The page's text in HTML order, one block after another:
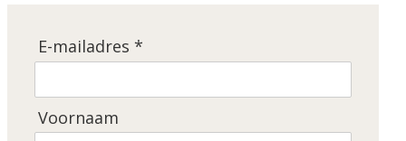
E-mailadres *
Voornaam